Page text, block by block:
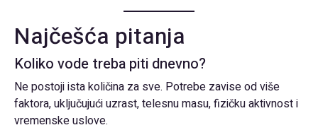
Najčešća pitanja
Koliko vode treba piti dnevno?
Ne postoji ista količina za sve. Potrebe zavise od više
faktora, uključujući uzrast, telesnu masu, fizičku aktivnost i
vremenske uslove.